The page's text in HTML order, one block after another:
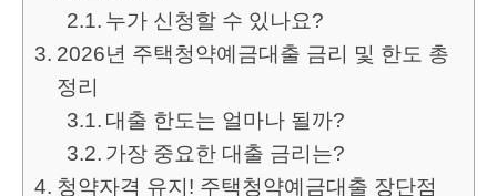
누가 신청할 수 있나요?
2026년 주택청약예금대출 금리 및 한도 총
정리
대출 한도는 얼마나 될까?
가장 중요한 대출 금리는?
청약자격 유지! 주택청약예금대출 장단점